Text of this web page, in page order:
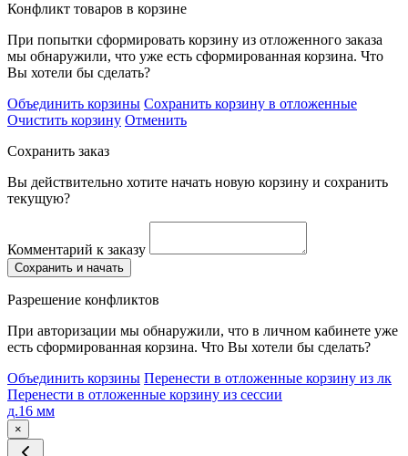
Конфликт товаров в корзине
При попытки сформировать корзину из отложенного заказа
мы обнаружили, что уже есть сформированная корзина. Что
Вы хотели бы сделать?
Объединить корзины Сохранить корзину в отложенные
Очистить корзину Отменить
Сохранить заказ
Вы действительно хотите начать новую корзину и сохранить
текущую?
Комментарий к заказу
Сохранить и начать
Разрешение конфликтов
При авторизации мы обнаружили, что в личном кабинете уже
есть сформированная корзина. Что Вы хотели бы сделать?
Объединить корзины Перенести в отложенные корзину из лк
Перенести в отложенные корзину из сессии
д.16 мм
×